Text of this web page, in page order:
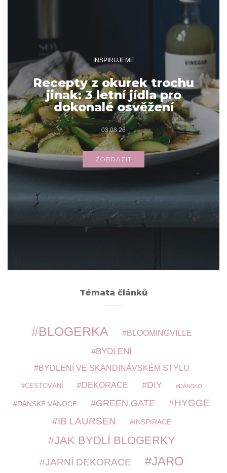
INSPIRUJEME
Recepty z okurek trochu
jinak: 3 letní jídla pro
dokonalé osvěžení
03.08.26
ZOBRAZIT
Archivy
Témata článků
BLOGERKA BLOOMINGVILLE
BYDLENÍ
BYDLENÍ VE SKANDINÁVSKÉM STYLU
CESTOVÁNÍ DEKORACE DIY DÁNSKO
DÁNSKÉ VÁNOCE GREEN GATE HYGGE
IB LAURSEN INSPIRACE
JAK BYDLÍ BLOGERKY
JARNÍ DEKORACE JARO